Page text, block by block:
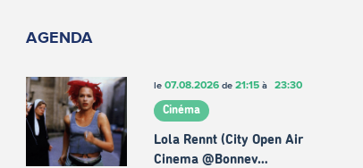
AGENDA
le 07.08.2026de 21:15à 23:30
Cinéma
Lola Rennt (City Open Air
Cinema @Bonnev…